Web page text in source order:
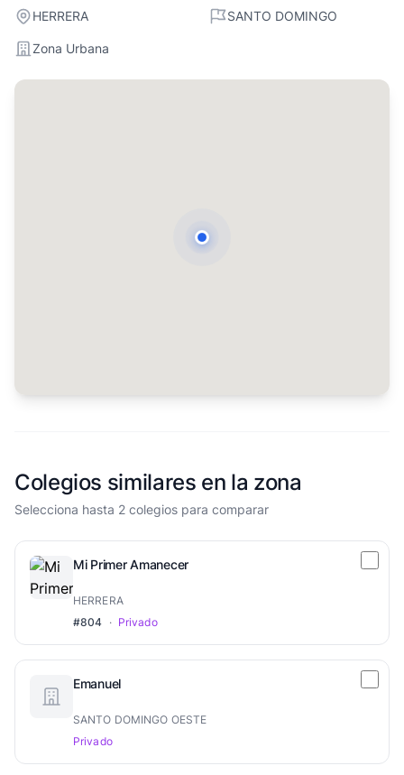
HERRERA SANTO DOMINGO
Zona Urbana
Colegios similares en la zona
Selecciona hasta 2 colegios para comparar
Mi Primer Amanecer
HERRERA
#804 · Privado
Emanuel
SANTO DOMINGO OESTE
Privado